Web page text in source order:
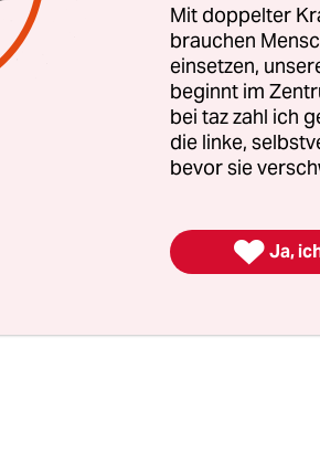
unterschreiben, die bei
sind schon noch sehr
das ganze Spektrum von
das irgendwie gut finden.
Mit doppelter
brauchen
einsetzen,
beginnt im
bei taz zahl ich
die linke,
bevor sie
 Ja,